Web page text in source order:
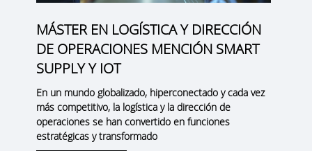
MÁSTER EN LOGÍSTICA Y DIRECCIÓN
DE OPERACIONES MENCIÓN SMART
SUPPLY Y IOT
En un mundo globalizado, hiperconectado y cada vez
más competitivo, la logística y la dirección de
operaciones se han convertido en funciones
estratégicas y transformado